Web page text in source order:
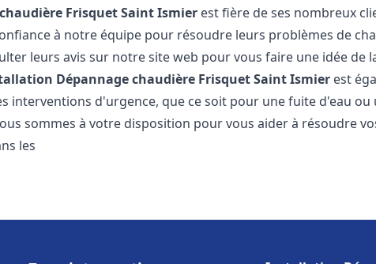
FrisquetSaint Ismier est fière de ses nombreux
à notre équipe pour résoudre leurs problèmes de
leurs avis sur notre site web pour vous faire une idée de
Dépannage chaudière FrisquetSaint Ismier est
interventions d'urgence, que ce soit pour une fuite d'eau ou
sommes à votre disposition pour vous aider à résoudre
les